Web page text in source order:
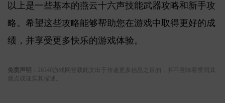
以上是一些基本的燕云十六声技能武器攻略和新手攻
略。希望这些攻略能够帮助您在游戏中取得更好的成
绩，并享受更多快乐的游戏体验。
免责声明
：26340游戏网登载此文出于传递更多信息之目的，并不意味着赞同其
观点或证实其描述。